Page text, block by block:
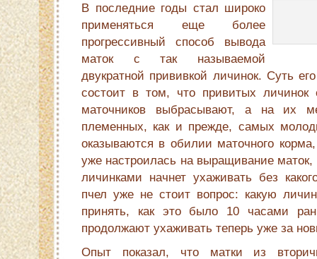
В последние годы стал ши­роко
применяться еще более
прогрессивный способ вывода
маток с так называемой
двукратной прививкой личинок. Суть
состоит в том, что привитых
маточников выбрасывают, а на их
племенных, как и прежде, самых
оказываются в обилии маточного
уже настроилась на выращива­ние
личинками начнет уха­живать без
пчел уже не стоит вопрос: какую
принять, как это было 10 часами
продолжают ухажи­вать теперь уже за
Опыт показал, что матки из